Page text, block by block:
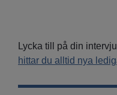
Lycka till på din
hittar du alltid nya